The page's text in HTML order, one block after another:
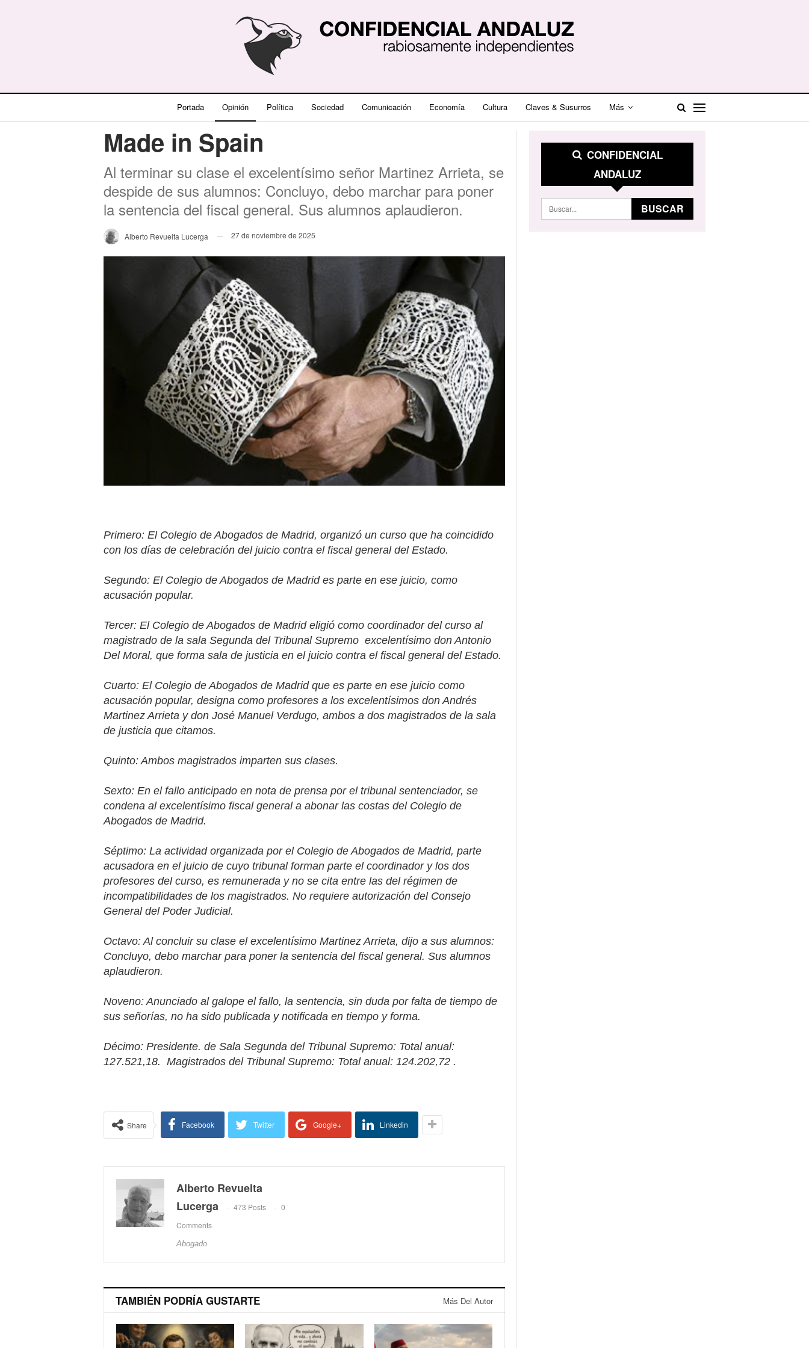
Portada Opinión Política Sociedad Comunicación Economía Cultura Claves & Susurros Más
Made in Spain
Al terminar su clase el excelentísimo señor Martinez Arrieta, se
despide de sus alumnos: Concluyo, debo marchar para poner
la sentencia del fiscal general. Sus alumnos aplaudieron.
Alberto Revuelta Lucerga 27 de noviembre de 2025
Primero: El Colegio de Abogados de Madrid, organizó un curso que ha coincidido
con los días de celebración del juicio contra el fiscal general del Estado.
Segundo: El Colegio de Abogados de Madrid es parte en ese juicio, como
acusación popular.
Tercer: El Colegio de Abogados de Madrid eligió como coordinador del curso al
magistrado de la sala Segunda del Tribunal Supremo excelentísimo don Antonio
Del Moral, que forma sala de justicia en el juicio contra el fiscal general del Estado.
Cuarto: El Colegio de Abogados de Madrid que es parte en ese juicio como
acusación popular, designa como profesores a los excelentísimos don Andrés
Martinez Arrieta y don José Manuel Verdugo, ambos a dos magistrados de la sala
de justicia que citamos.
Quinto: Ambos magistrados imparten sus clases.
Sexto: En el fallo anticipado en nota de prensa por el tribunal sentenciador, se
condena al excelentísimo fiscal general a abonar las costas del Colegio de
Abogados de Madrid.
Séptimo: La actividad organizada por el Colegio de Abogados de Madrid, parte
acusadora en el juicio de cuyo tribunal forman parte el coordinador y los dos
profesores del curso, es remunerada y no se cita entre las del régimen de
incompatibilidades de los magistrados. No requiere autorización del Consejo
General del Poder Judicial.
Octavo: Al concluir su clase el excelentísimo Martinez Arrieta, dijo a sus alumnos:
Concluyo, debo marchar para poner la sentencia del fiscal general. Sus alumnos
aplaudieron.
Noveno: Anunciado al galope el fallo, la sentencia, sin duda por falta de tiempo de
sus señorías, no ha sido publicada y notificada en tiempo y forma.
Décimo: Presidente. de Sala Segunda del Tribunal Supremo: Total anual:
127.521,18. Magistrados del Tribunal Supremo: Total anual: 124.202,72 .
Share Facebook Twitter Google+ Linkedin
Alberto Revuelta
Lucerga
473 Posts
0
Comments
Abogado
TAMBIÉN PODRÍA GUSTARTE Más Del Autor
CONFIDENCIAL
ANDALUZ